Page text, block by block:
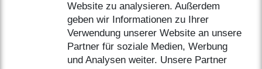
Website zu analysieren. Außerdem
geben wir Informationen zu Ihrer
Verwendung unserer Website an unsere
Partner für soziale Medien, Werbung
und Analysen weiter. Unsere Partner